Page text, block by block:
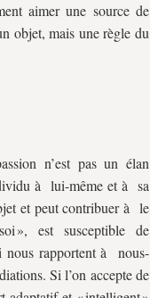
aimer une source de
objet, mais une règle du
n’est pas un élan
à lui-même et à sa
et peut contribuer à le
», est susceptible de
nous rapportent à nous-
Si l’on accepte de